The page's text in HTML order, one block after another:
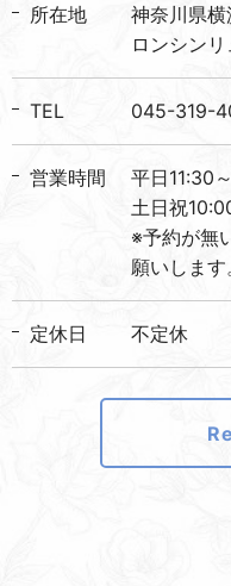
所在地
神奈川県
ロンシン
TEL 045-319-
営業時間
平日11:30
土日祝
※予約が無
願いします
定休日 不定休